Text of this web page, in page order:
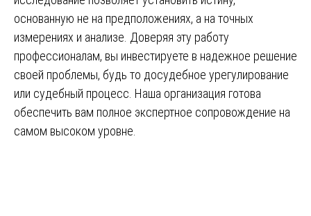
основанную не на предположениях, а на точных
измерениях и анализе. Доверяя эту работу
профессионалам, вы инвестируете в надежное решение
своей проблемы, будь то досудебное урегулирование
или судебный процесс. Наша организация готова
обеспечить вам полное экспертное сопровождение на
самом высоком уровне.